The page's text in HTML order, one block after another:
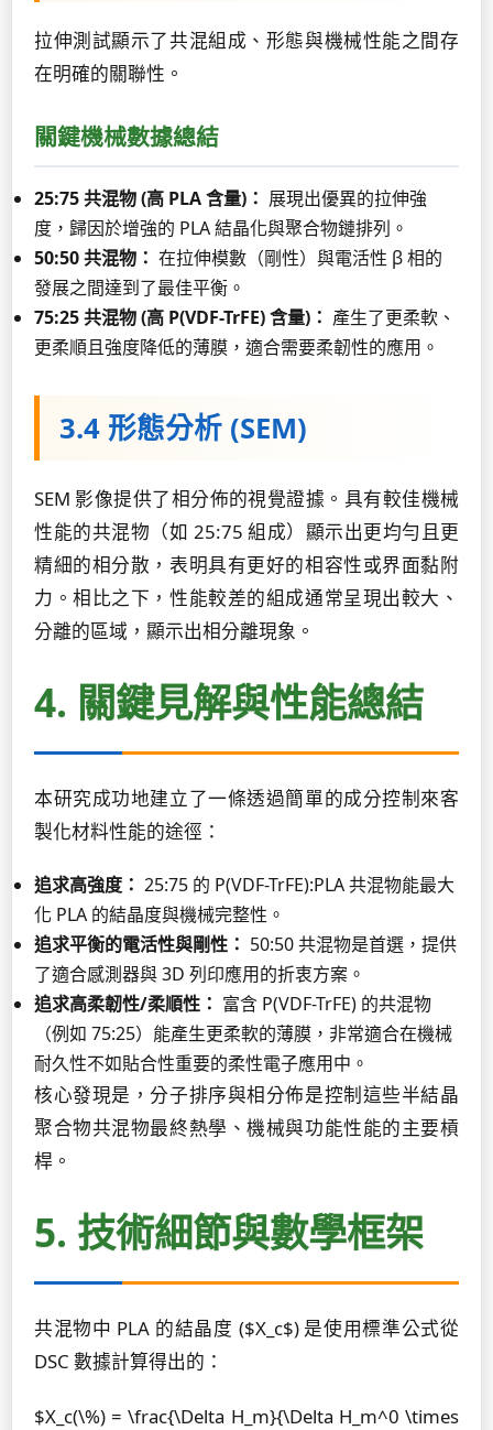
拉伸測試顯示了共混組成、形態與機械性能之間存
在明確的關聯性。
關鍵機械數據總結
25:75 共混物 (高 PLA 含量)： 展現出優異的拉伸強
度，歸因於增強的 PLA 結晶化與聚合物鏈排列。
50:50 共混物： 在拉伸模數（剛性）與電活性 β 相的
發展之間達到了最佳平衡。
75:25 共混物 (高 P(VDF-TrFE) 含量)： 產生了更柔軟、
更柔順且強度降低的薄膜，適合需要柔韌性的應用。
3.4 形態分析 (SEM)
SEM 影像提供了相分佈的視覺證據。具有較佳機械
性能的共混物（如 25:75 組成）顯示出更均勻且更
精細的相分散，表明具有更好的相容性或界面黏附
力。相比之下，性能較差的組成通常呈現出較大、
分離的區域，顯示出相分離現象。
4. 關鍵見解與性能總結
本研究成功地建立了一條透過簡單的成分控制來客
製化材料性能的途徑：
追求高強度： 25:75 的 P(VDF-TrFE):PLA 共混物能最大
化 PLA 的結晶度與機械完整性。
追求平衡的電活性與剛性： 50:50 共混物是首選，提供
了適合感測器與 3D 列印應用的折衷方案。
追求高柔韌性/柔順性： 富含 P(VDF-TrFE) 的共混物
（例如 75:25）能產生更柔軟的薄膜，非常適合在機械
耐久性不如貼合性重要的柔性電子應用中。
核心發現是，分子排序與相分佈是控制這些半結晶
聚合物共混物最終熱學、機械與功能性能的主要槓
桿。
5. 技術細節與數學框架
共混物中 PLA 的結晶度 ($X_c$) 是使用標準公式從
DSC 數據計算得出的：
$X_c(\%) = \frac{\Delta H_m}{\Delta H_m^0 \times